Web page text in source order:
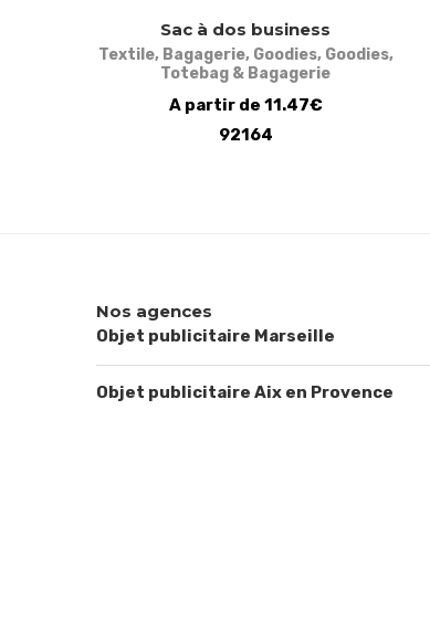
Sac à dos business
Textile, Bagagerie, Goodies, Goodies,
Totebag & Bagagerie
A partir de 11.47€
92164
Nos agences
Objet publicitaire Marseille
Objet publicitaire Aix en Provence